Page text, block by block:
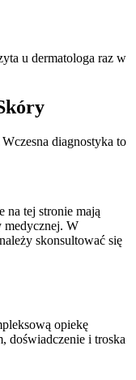
u dermatologa raz w
diagnostyka to
na tej stronie mają
medycznej. W
skonsultować się
opiekę
doświadczenie i troska